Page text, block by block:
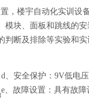
，楼宇自动化实训设
模块、面板和跳线的
断及排除等实验和
d、安全保护：9V低电压
e、故障设置：具有故障